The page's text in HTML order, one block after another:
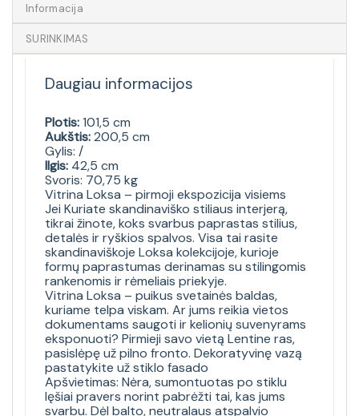
Informacija
SURINKIMAS
Daugiau informacijos
Plotis:101,5 cm
Aukštis:200,5 cm
Gylis: /
Ilgis: 42,5 cm
Svoris: 70,75 kg
Vitrina Loksa – pirmoji ekspozicija visiems
Jei Kuriate skandinaviško stiliaus interjerą,
tikrai žinote, koks svarbus paprastas stilius,
detalės ir ryškios spalvos. Visa tai rasite
skandinaviškoje Loksa kolekcijoje, kurioje
formų paprastumas derinamas su stilingomis
rankenomis ir rėmeliais priekyje.
Vitrina Loksa – puikus svetainės baldas,
kuriame telpa viskam. Ar jums reikia vietos
dokumentams saugoti ir kelionių suvenyrams
eksponuoti? Pirmieji savo vietą Lentine ras,
pasislėpę už pilno fronto. Dekoratyvinę vazą
pastatykite už stiklo fasado
Apšvietimas: Nėra, sumontuotas po stiklu
lęšiai pravers norint pabrėžti tai, kas jums
svarbu. Dėl balto, neutralaus atspalvio